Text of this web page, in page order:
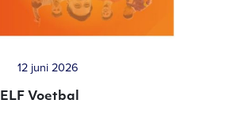
12 juni 2026
ELF Voetbal